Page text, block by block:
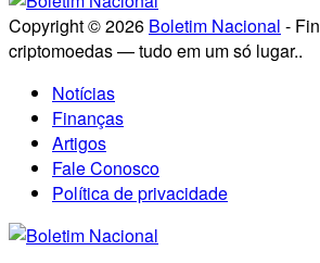
Copyright © 2026 Boletim Nacional -
criptomoedas — tudo em um só lugar..
Notícias
Finanças
Artigos
Fale Conosco
Política de privacidade